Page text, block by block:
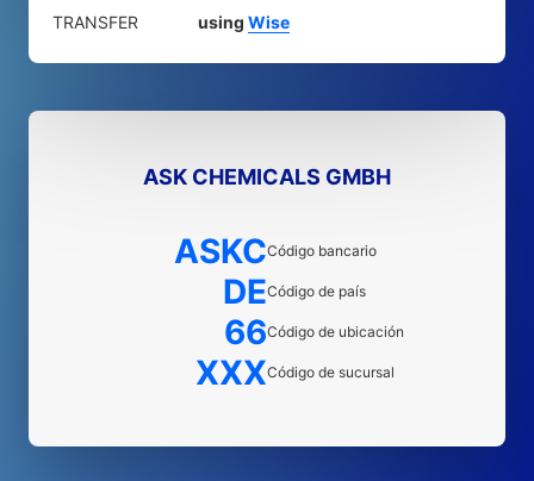
TRANSFER
using Wise
ASK CHEMICALS GMBH
ASKCCódigo bancario
DECódigo de país
66Código de ubicación
XXXCódigo de sucursal